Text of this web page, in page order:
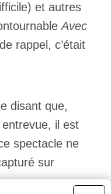
et autres
Avec
rappel, c’était
disant que,
entrevue, il est
spectacle ne
sur